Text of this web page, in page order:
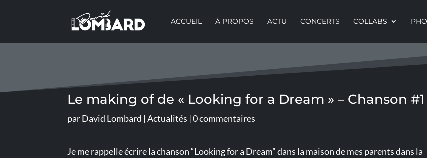
ACCUEIL À PROPOS ACTU CONCERTS COLLABS
Le making of de « Looking for a Dream » – Chanson #1
parDavid Lombard |Actualités |0 commentaires
Je me rappelle écrire la chanson “Looking for a Dream” dans la maison de mes parents dans la